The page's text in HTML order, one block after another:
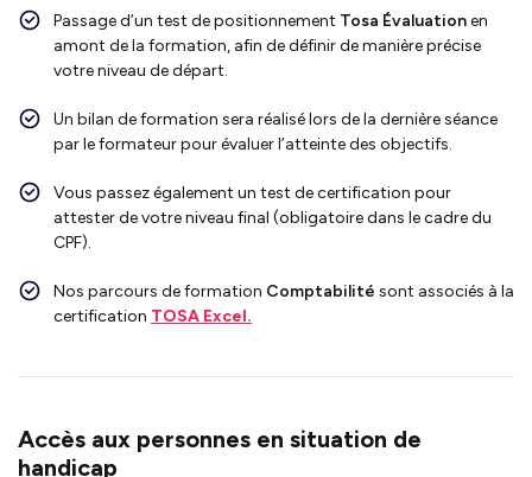
Passage d’un test de positionnement Tosa Évaluationen
amont de la formation, afin de définir de manière précise
votre niveau de départ.
Un bilan de formation sera réalisé lors de la dernière séance
par le formateur pour évaluer l’atteinte des objectifs.
Vous passez également un test de certification pour
attester de votre niveau final (obligatoire dans le cadre du
CPF).
Nos parcours de formation Comptabilité sont associés à la
certification TOSA Excel.
Accès aux personnes en situation de
handicap